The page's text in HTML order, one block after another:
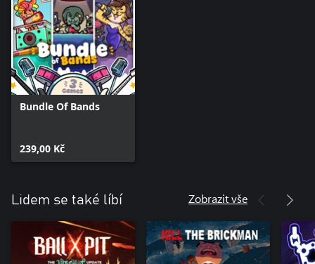
Bundle Of Bands
239,00 Kč
Lidem se také líbí Zobrazit vše